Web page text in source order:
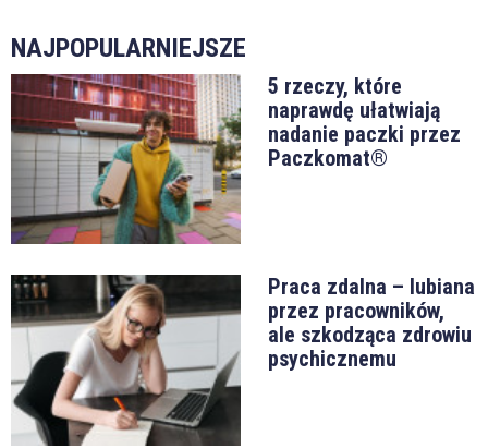
NAJPOPULARNIEJSZE
5 rzeczy, które
naprawdę ułatwiają
nadanie paczki przez
Paczkomat®
Praca zdalna – lubiana
przez pracowników,
ale szkodząca zdrowiu
psychicznemu